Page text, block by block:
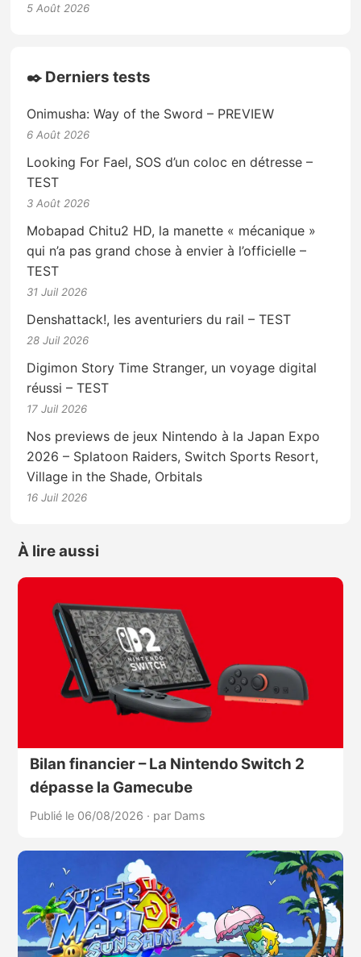
5 Août 2026
✒️ Derniers tests
Onimusha: Way of the Sword – PREVIEW
6 Août 2026
Looking For Fael, SOS d’un coloc en détresse –
TEST
3 Août 2026
Mobapad Chitu2 HD, la manette « mécanique »
qui n’a pas grand chose à envier à l’officielle –
TEST
31 Juil 2026
Denshattack!, les aventuriers du rail – TEST
28 Juil 2026
Digimon Story Time Stranger, un voyage digital
réussi – TEST
17 Juil 2026
Nos previews de jeux Nintendo à la Japan Expo
2026 – Splatoon Raiders, Switch Sports Resort,
Village in the Shade, Orbitals
16 Juil 2026
À lire aussi
Bilan financier – La Nintendo Switch 2
dépasse la Gamecube
Publié le 06/08/2026 · par Dams